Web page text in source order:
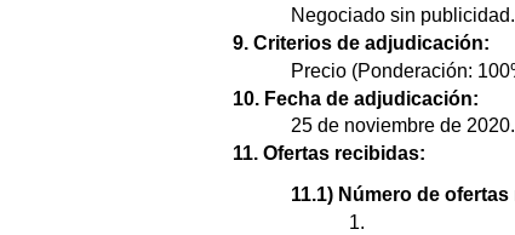
Negociado sin publicidad.
9. Criterios de adjudicación:
Precio (Ponderación:
10. Fecha de adjudicación:
25 de noviembre de 2020.
11. Ofertas recibidas:
11.1) Número de
1.